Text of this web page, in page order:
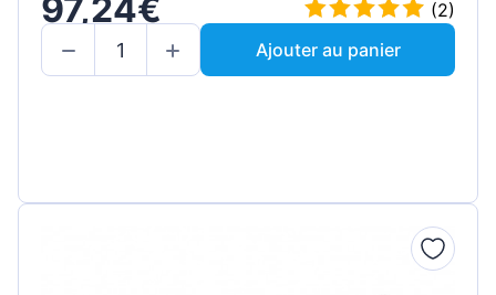
97,24€
(2)
Ajouter au panier